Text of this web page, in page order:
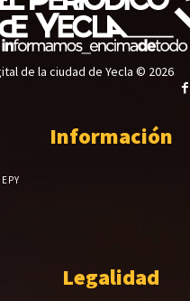
de la ciudad de Yecla © 2026
Información
Legalidad